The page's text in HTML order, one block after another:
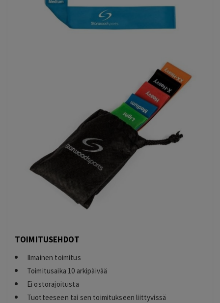
TOIMITUSEHDOT
Ilmainen toimitus
Toimitusaika 10 arkipäivää
Ei ostorajoitusta
Tuotteeseen tai sen toimitukseen liittyvissä